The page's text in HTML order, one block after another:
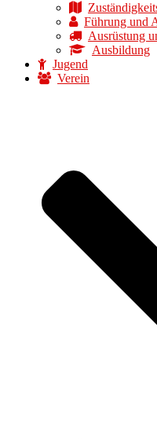
Führung und
Ausrüstung
Ausbildung
Jugend
Verein